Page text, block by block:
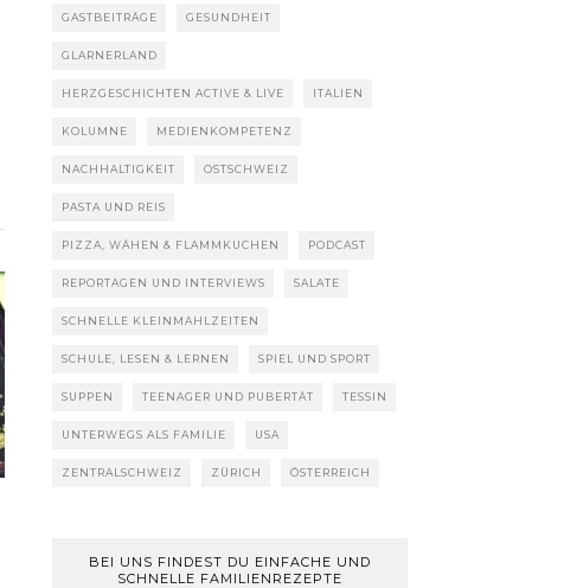
GASTBEITRÄGE GESUNDHEIT
GLARNERLAND
HERZGESCHICHTEN ACTIVE & LIVE ITALIEN
KOLUMNE MEDIENKOMPETENZ
NACHHALTIGKEIT OSTSCHWEIZ
PASTA UND REIS
PIZZA, WÄHEN & FLAMMKUCHEN PODCAST
REPORTAGEN UND INTERVIEWS SALATE
SCHNELLE KLEINMAHLZEITEN
SCHULE, LESEN & LERNEN SPIEL UND SPORT
SUPPEN TEENAGER UND PUBERTÄT TESSIN
UNTERWEGS ALS FAMILIE USA
ZENTRALSCHWEIZ ZÜRICH ÖSTERREICH
BEI UNS FINDEST DU EINFACHE UND
SCHNELLE FAMILIENREZEPTE